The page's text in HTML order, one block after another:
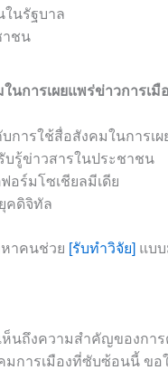
ในรัฐบาล
าชน
การเผยแพร่ข่าวการเมื
การใช้สื่อสังคมในการเผ
รู้ข่าวสารในประชาชน
อร์มโซเชียลมีเดีย
คดิจิทัล
าคนช่วย [รับทำวิจัย] แบ
ห็นถึงความสำคัญของกา
มการเมืองที่ซับซ้อนนี้ ข